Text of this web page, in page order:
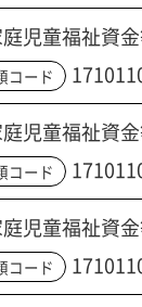
児童福祉資
コード
児童福祉資
コード
児童福祉資
コード